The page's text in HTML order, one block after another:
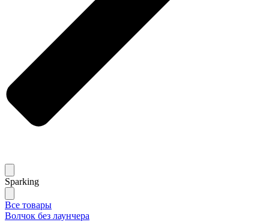
Sparking
Все товары
Волчок без лаунчера